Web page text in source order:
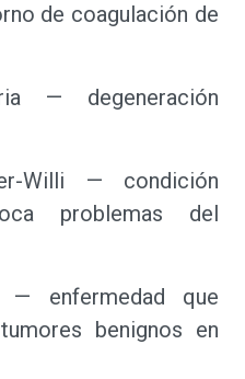
de coagulación de
— degeneración
Willi — condición
problemas del
— enfermedad que
benignos en